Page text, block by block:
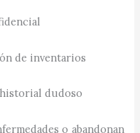
de inventarios
dudoso
o abandonan